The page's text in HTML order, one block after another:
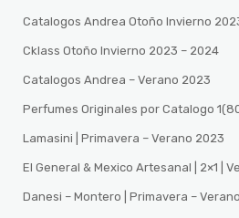
Catalogos Andrea Otoño Invierno
Cklass Otoño Invierno 2023 – 2024
Catalogos Andrea – Verano 2023
Perfumes Originales por Catalogo
Lamasini | Primavera – Verano 2023
El General & Mexico Artesanal | 2×1 |
Danesi – Montero | Primavera –